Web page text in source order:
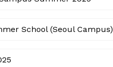
School (Seoul Campus)